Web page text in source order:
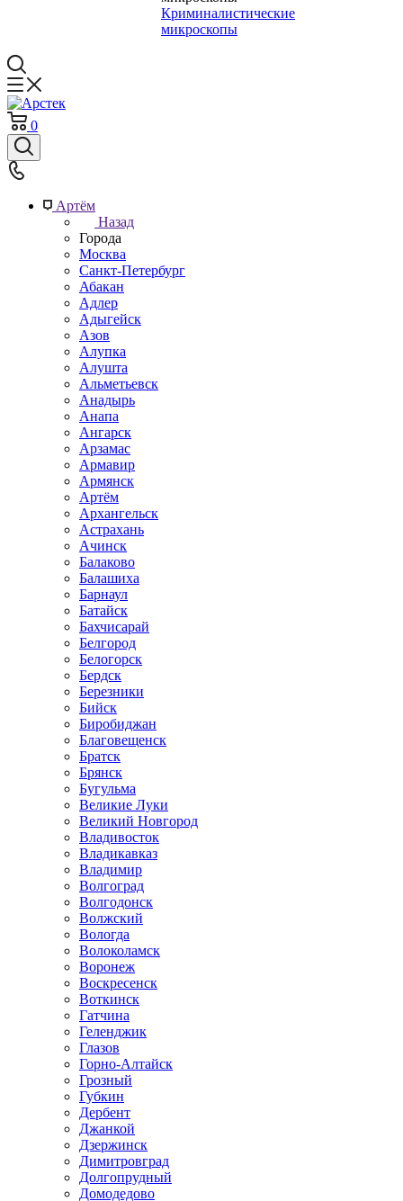
Криминалистические
микроскопы
0
Артём
Назад
Города
Москва
Санкт-Петербург
Абакан
Адлер
Адыгейск
Азов
Алупка
Алушта
Альметьевск
Анадырь
Анапа
Ангарск
Арзамас
Армавир
Армянск
Артём
Архангельск
Астрахань
Ачинск
Балаково
Балашиха
Барнаул
Батайск
Бахчисарай
Белгород
Белогорск
Бердск
Березники
Бийск
Биробиджан
Благовещенск
Братск
Брянск
Бугульма
Великие Луки
Великий Новгород
Владивосток
Владикавказ
Владимир
Волгоград
Волгодонск
Волжский
Вологда
Волоколамск
Воронеж
Воскресенск
Воткинск
Гатчина
Геленджик
Глазов
Горно-Алтайск
Грозный
Губкин
Дербент
Джанкой
Дзержинск
Димитровград
Долгопрудный
Домодедово